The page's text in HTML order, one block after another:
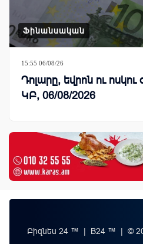
Ֆինանսական
15:55 06/08/26
Դոլարը, եվրոն ու ոսկու
ԿԲ, 06/08/2026
Բիզնես 24 ™ | B24 ™ | ©